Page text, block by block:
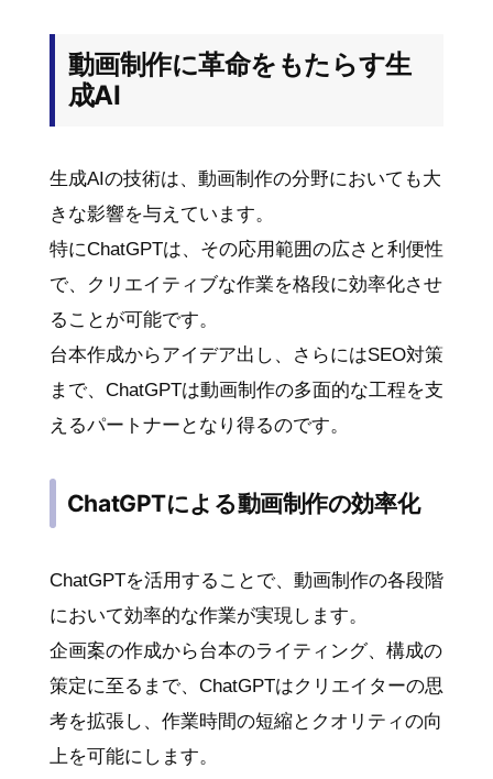
動画制作に革命をもたらす生
成AI
生成AIの技術は、動画制作の分野においても大
きな影響を与えています。
特にChatGPTは、その応用範囲の広さと利便性
で、クリエイティブな作業を格段に効率化させ
ることが可能です。
台本作成からアイデア出し、さらにはSEO対策
まで、ChatGPTは動画制作の多面的な工程を支
えるパートナーとなり得るのです。
ChatGPTによる動画制作の効率化
ChatGPTを活用することで、動画制作の各段階
において効率的な作業が実現します。
企画案の作成から台本のライティング、構成の
策定に至るまで、ChatGPTはクリエイターの思
考を拡張し、作業時間の短縮とクオリティの向
上を可能にします。